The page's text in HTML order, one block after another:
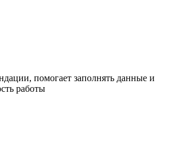
помогает заполнять данные и
работы